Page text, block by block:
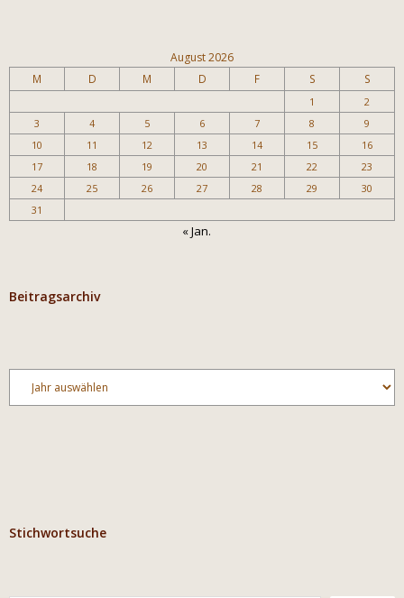
August 2026
M D M D F S S
1
2
3
4 5 6 7 8
9
10
11 12 13 14 15
16
17
18 19 20 21 22
23
24
25 26 27 28 29
30
31
« Jan.
Beitragsarchiv
Archiv
Stichwortsuche